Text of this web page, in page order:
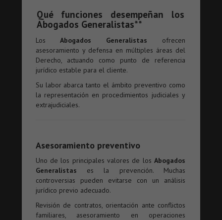
Qué funciones desempeñan los
Abogados Generalistas**
LosAbogados Generalistas ofrecen
asesoramiento y defensa en múltiples áreas del
Derecho, actuando como punto de referencia
jurídico estable para el cliente.
Su labor abarca tanto el ámbito preventivo como
la representación en procedimientos judiciales y
extrajudiciales.
Asesoramiento preventivo
Uno de los principales valores de los Abogados
Generalistas es la prevención. Muchas
controversias pueden evitarse con un análisis
jurídico previo adecuado.
Revisión de contratos, orientación ante conflictos
familiares, asesoramiento en operaciones